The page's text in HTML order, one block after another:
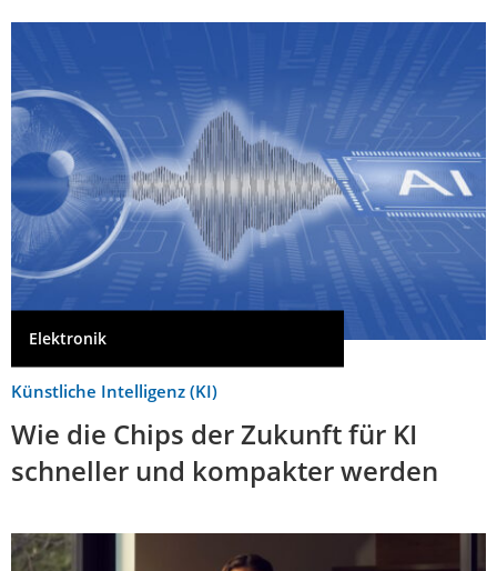
Elektronik
Künstliche Intelligenz (KI)
Wie die Chips der Zukunft für KI
schneller und kompakter werden